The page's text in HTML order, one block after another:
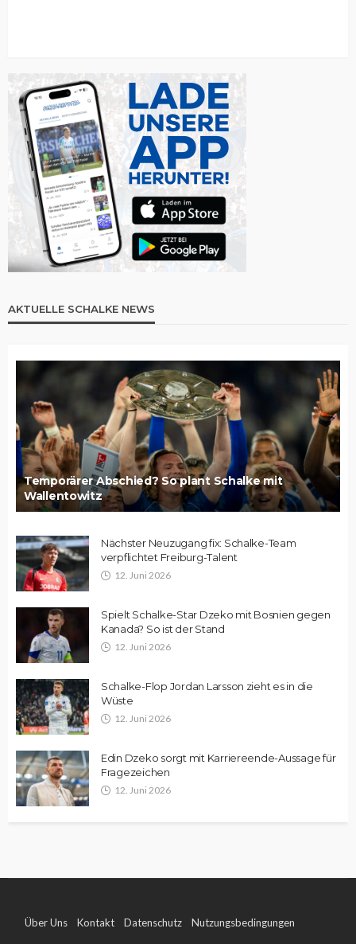
AKTUELLE SCHALKE NEWS
Temporärer Abschied? So plant Schalke mit
Wallentowitz
Nächster Neuzugang fix: Schalke-Team
verpflichtet Freiburg-Talent
12. Juni 2026
Spielt Schalke-Star Dzeko mit Bosnien gegen
Kanada? So ist der Stand
12. Juni 2026
Schalke-Flop Jordan Larsson zieht es in die
Wüste
12. Juni 2026
Edin Dzeko sorgt mit Karriereende-Aussage für
Fragezeichen
12. Juni 2026
Über Uns Kontakt Datenschutz Nutzungsbedingungen